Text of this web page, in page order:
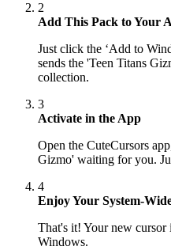
2
Add This Pack to Your
Just click the ‘Add to
sends the 'Teen Titans
collection.
3
Activate in the App
Open the CuteCursors
Gizmo' waiting for you.
4
Enjoy Your System-
That's it! Your new
Windows.